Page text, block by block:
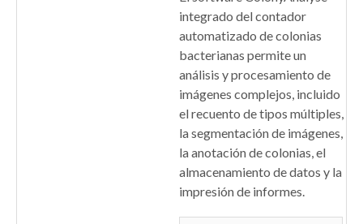
integrado del contador
automatizado de colonias
bacterianas permite un
análisis y procesamiento de
imágenes complejos, incluido
el recuento de tipos múltiples,
la segmentación de imágenes,
la anotación de colonias, el
almacenamiento de datos y la
impresión de informes.